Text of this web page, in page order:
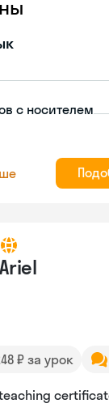
с носителем
Ariel
₽ за урок